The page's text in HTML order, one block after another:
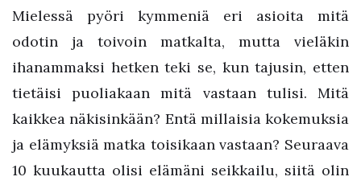
Mielessä pyöri kymmeniä eri asioita mitä
odotin ja toivoin matkalta, mutta vieläkin
ihanammaksi hetken teki se, kun tajusin, etten
tietäisi puoliakaan mitä vastaan tulisi. Mitä
kaikkea näkisinkään? Entä millaisia kokemuksia
ja elämyksiä matka toisikaan vastaan? Seuraava
10 kuukautta olisi elämäni seikkailu, siitä olin